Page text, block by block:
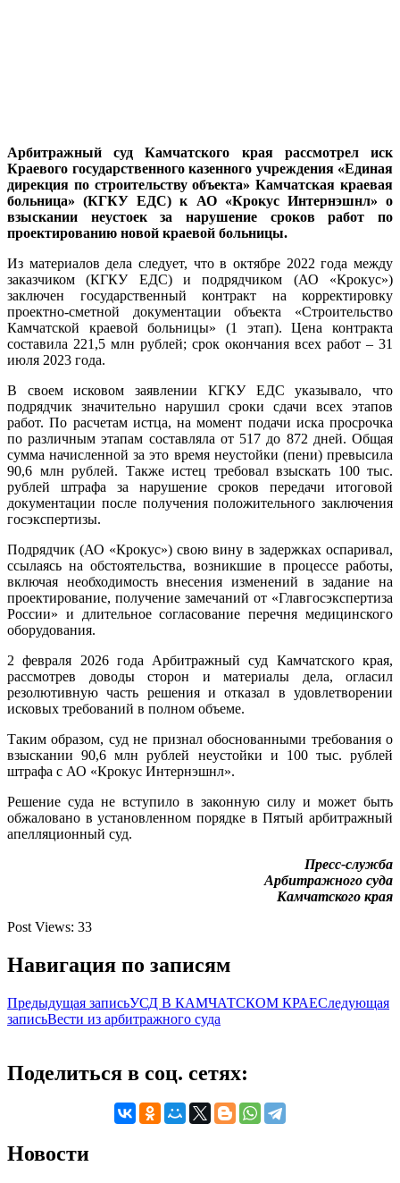
Арбитражный суд Камчатского края рассмотрел иск
Краевого государственного казенного учреждения «Единая
дирекция по строительству объекта» Камчатская краевая
больница» (КГКУ ЕДС) к АО «Крокус Интернэшнл» о
взыскании неустоек за нарушение сроков работ по
проектированию новой краевой больницы.
Из материалов дела следует, что в октябре 2022 года между
заказчиком (КГКУ ЕДС) и подрядчиком (АО «Крокус»)
заключен государственный контракт на корректировку
проектно-сметной документации объекта «Строительство
Камчатской краевой больницы» (1 этап). Цена контракта
составила 221,5 млн рублей; срок окончания всех работ – 31
июля 2023 года.
В своем исковом заявлении КГКУ ЕДС указывало, что
подрядчик значительно нарушил сроки сдачи всех этапов
работ. По расчетам истца, на момент подачи иска просрочка
по различным этапам составляла от 517 до 872 дней. Общая
сумма начисленной за это время неустойки (пени) превысила
90,6 млн рублей. Также истец требовал взыскать 100 тыс.
рублей штрафа за нарушение сроков передачи итоговой
документации после получения положительного заключения
госэкспертизы.
Подрядчик (АО «Крокус») свою вину в задержках оспаривал,
ссылаясь на обстоятельства, возникшие в процессе работы,
включая необходимость внесения изменений в задание на
проектирование, получение замечаний от «Главгосэкспертиза
России» и длительное согласование перечня медицинского
оборудования.
2 февраля 2026 года Арбитражный суд Камчатского края,
рассмотрев доводы сторон и материалы дела, огласил
резолютивную часть решения и отказал в удовлетворении
исковых требований в полном объеме.
Таким образом, суд не признал обоснованными требования о
взыскании 90,6 млн рублей неустойки и 100 тыс. рублей
штрафа с АО «Крокус Интернэшнл».
Решение суда не вступило в законную силу и может быть
обжаловано в установленном порядке в Пятый арбитражный
апелляционный суд.
Пресс-служба
Арбитражного суда
Камчатского края
Post Views: 33
Навигация по записям
Предыдущая записьУСД В КАМЧАТСКОМ КРАЕСледующая
записьВести из арбитражного суда
Поделиться в соц. сетях:
Новости